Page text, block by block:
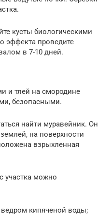
кусты биологическими
эффекта проведите
в 7-10 дней.
и тлей на смородине
безопасными.
найти муравейник. Он
на поверхности
взрыхленная
участка можно
кипяченой воды;